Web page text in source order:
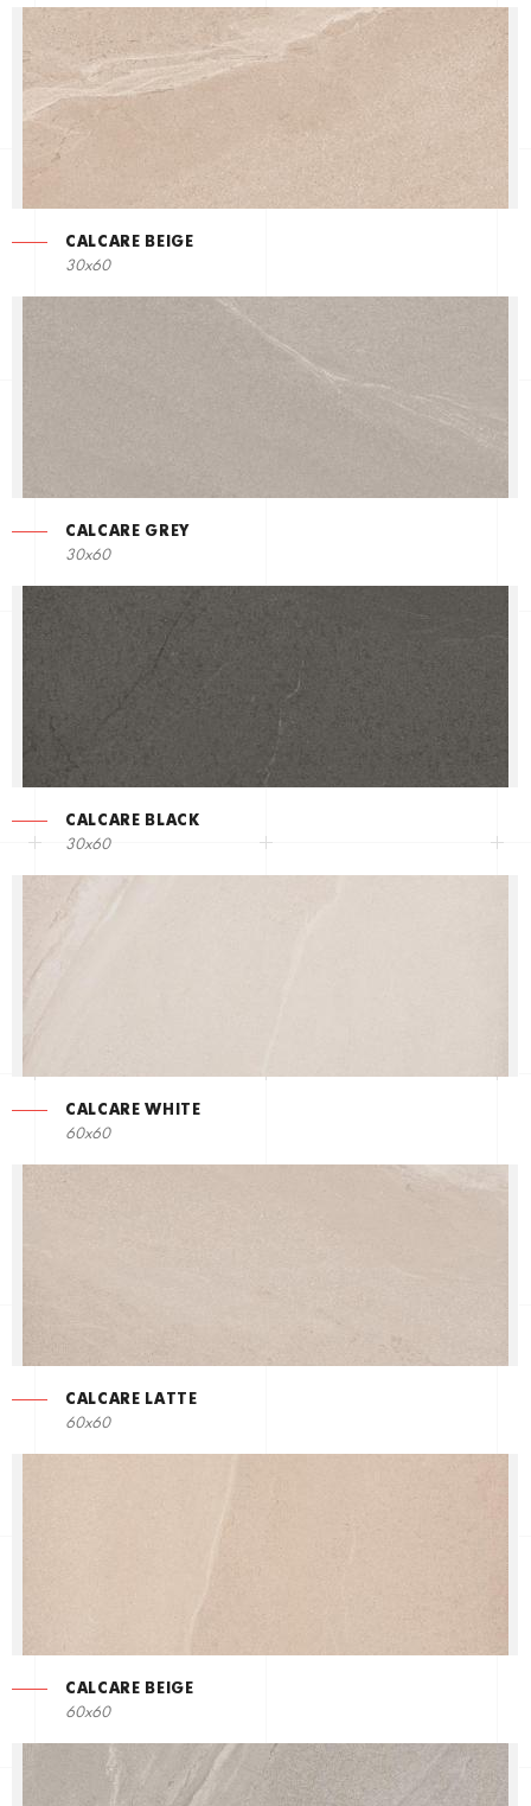
CALCARE BEIGE
30x60
CALCARE GREY
30x60
CALCARE BLACK
30x60
CALCARE WHITE
60x60
CALCARE LATTE
60x60
CALCARE BEIGE
60x60